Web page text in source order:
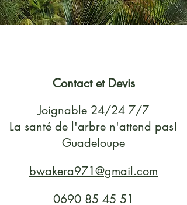
Contact et Devis
Joignable 24/24 7/7
La santé de l'arbre n'attend pas!
Guadeloupe
bwakera971@gmail.com
0690 85 45 51